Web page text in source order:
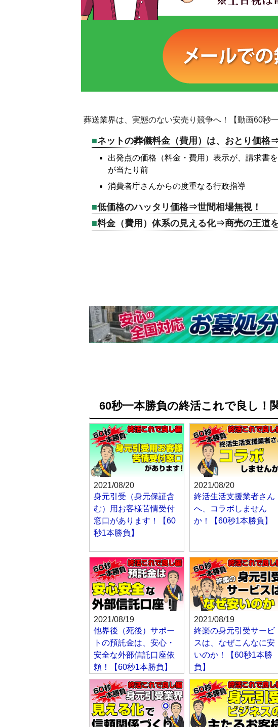
葬送業界は、実態のない安売り競争へ！【動画60秒一
ネットの葬儀料金（費用）は、おとり価格
出発点の価格（料金・費用）表示が、請求書
が当たり前
消費者庁さんからの度重なる行政指導
低価格のハッタリ価格⇒世間相場無視！
料金（費用）体系の見える化⇒商売の王道を
60秒一本勝負の終活これで良し！
2021/08/20
身元引受（身元保証含
む）用お客様苦情受付
窓口があります！【60
秒1本勝負】
2021/08/20
終活生活支援業者さん
へ、コラボしません
か！【60秒1本勝負】
2021/08/19
他界後（死後）サポー
トの預託金は、安心・
安全な外部信託口座依
頼！【60秒1本勝負】
2021/08/19
終楽の身元引受サービ
スは、なぜこんなに安
いのか！【60秒1本勝
負】